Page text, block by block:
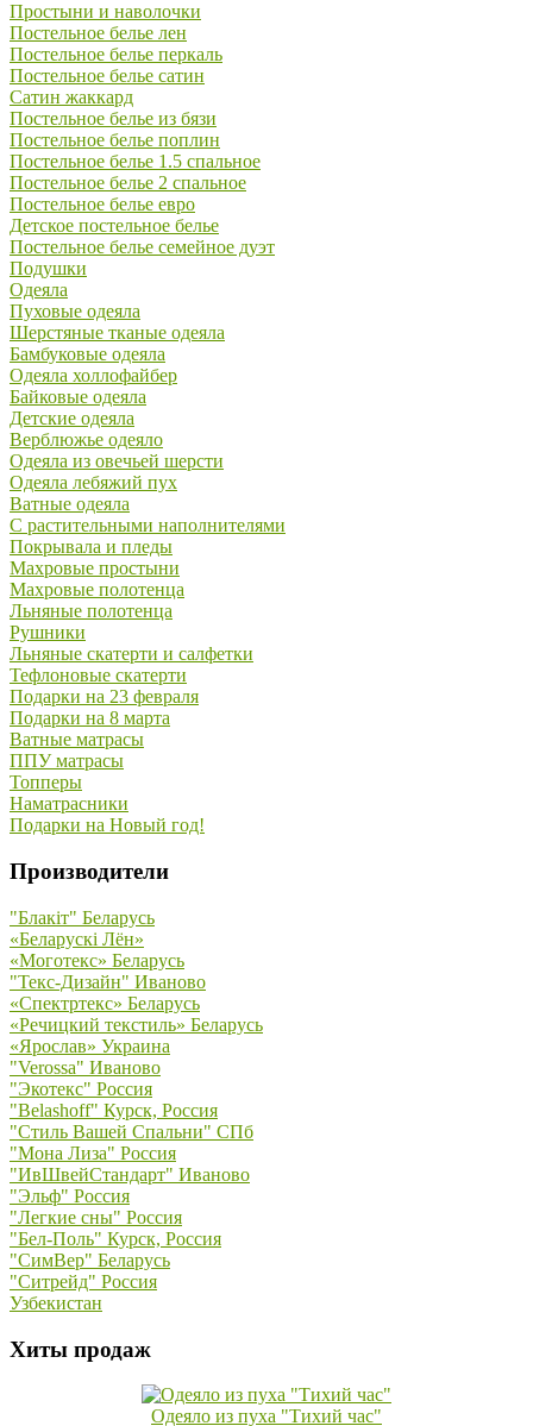
Простыни и наволочки
Постельное белье лен
Постельное белье перкаль
Постельное белье сатин
Сатин жаккард
Постельное белье из бязи
Постельное белье поплин
Постельное белье 1.5 спальное
Постельное белье 2 спальное
Постельное белье евро
Детское постельное белье
Постельное белье семейное дуэт
Подушки
Одеяла
Пуховые одеяла
Шерстяные тканые одеяла
Бамбуковые одеяла
Одеяла холлофайбер
Байковые одеяла
Детские одеяла
Верблюжье одеяло
Одеяла из овечьей шерсти
Одеяла лебяжий пух
Ватные одеяла
С растительными наполнителями
Покрывала и пледы
Махровые простыни
Махровые полотенца
Льняные полотенца
Рушники
Льняные скатерти и салфетки
Тефлоновые скатерти
Подарки на 23 февраля
Подарки на 8 марта
Ватные матрасы
ППУ матрасы
Топперы
Наматрасники
Подарки на Новый год!
Производители
"Блакiт" Беларусь
«Беларускi Лён»
«Моготекс» Беларусь
"Текс-Дизайн" Иваново
«Спектртекс» Беларусь
«Речицкий текстиль» Беларусь
«Ярослав» Украина
"Verossa" Иваново
"Экотекс" Россия
"Belashoff" Курск, Россия
"Стиль Вашей Спальни" СПб
"Мона Лиза" Россия
"ИвШвейСтандарт" Иваново
"Эльф" Россия
"Легкие сны" Россия
"Бел-Поль" Курск, Россия
"СимВер" Беларусь
"Ситрейд" Россия
Узбекистан
Хиты продаж
Одеяло из пуха "Тихий час"